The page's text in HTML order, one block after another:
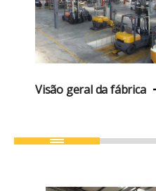
Visão geral da fábrica